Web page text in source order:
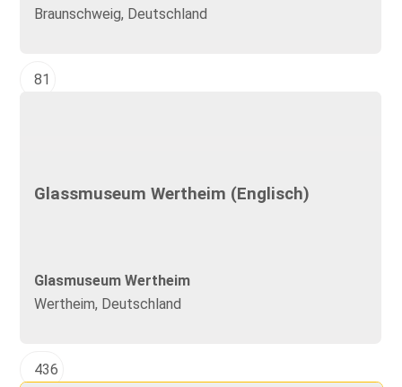
Braunschweig, Deutschland
81
Glassmuseum Wertheim (Englisch)
Glasmuseum Wertheim
Wertheim, Deutschland
436